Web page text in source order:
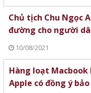
Chủ tịch Chu Ngọc
đường cho người
10/08/2021
Hàng loạt
Apple có đồng ý